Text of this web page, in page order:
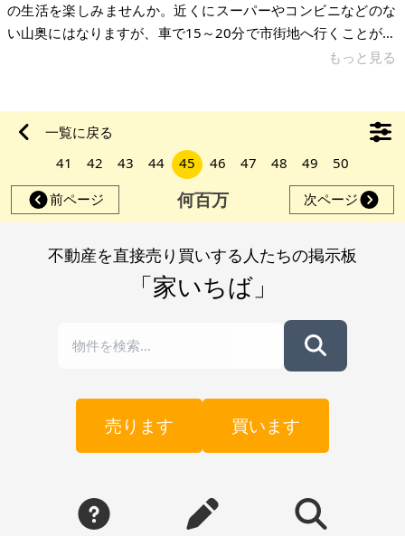
の生活を楽しみませんか。近くにスーパーやコンビニなどのな
い山奥にはなりますが、車で15～20分で市街地へ行くことが可
能です。また観光地でもある霧島も近く、宮崎へもアクセスし
商売をしても集客を見込めそうです。農家民泊、農家カフェな
ど工夫次第で更に楽しい暮らしができると思います。また、JR
日豊本線で一番高い標高約400mの位置にあり、夜には綺麗な
もっと見る
一覧に戻る
41
42 43 44 45 46 47 48 49
50
前ページ
何百万 次ページ
不動産を直接売り買いする人たちの掲示板
「家いちば」
売ります 買います